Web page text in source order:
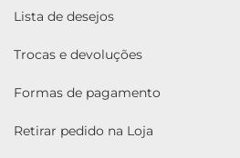
Lista de desejos
Trocas e devoluções
Formas de pagamento
Retirar pedido na Loja